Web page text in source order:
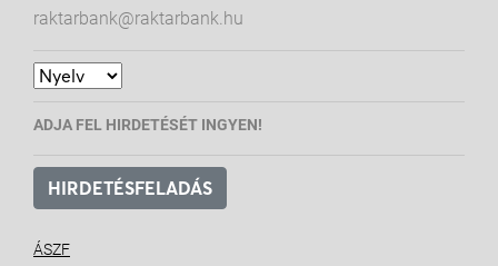
raktarbank@raktarbank.hu
ADJA FEL HIRDETÉSÉT INGYEN!
HIRDETÉSFELADÁS
ÁSZF